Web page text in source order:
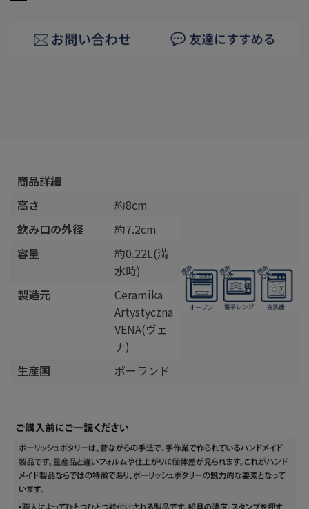
商品詳細
高さ
約8cm
飲み口の外径
約7.2cm
容量
約0.22L(満
水時)
製造元
Ceramika
Artystyczna
VENA(ヴェ
ナ)
生産国
ポーランド